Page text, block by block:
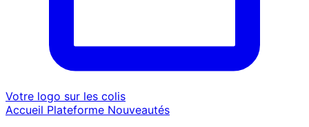
Votre logo sur les colis
Accueil Plateforme Nouveautés